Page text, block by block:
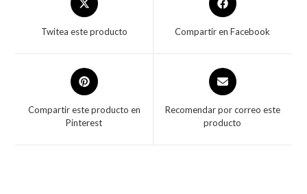
Twitea este producto Compartir en Facebook
Compartir este producto en
Pinterest
Recomendar por correo este
producto